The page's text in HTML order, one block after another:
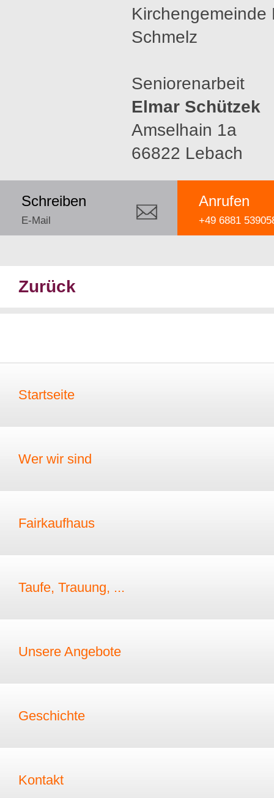
Kirchengemeinde
Schmelz
Seniorenarbeit
Elmar Schützek
Amselhain 1a
66822 Lebach
Anrufen
+49 6881
Schreiben
E-Mail
Zurück
Startseite
Wer wir sind
Fairkaufhaus
Taufe, Trauung, ...
Unsere Angebote
Geschichte
Kontakt